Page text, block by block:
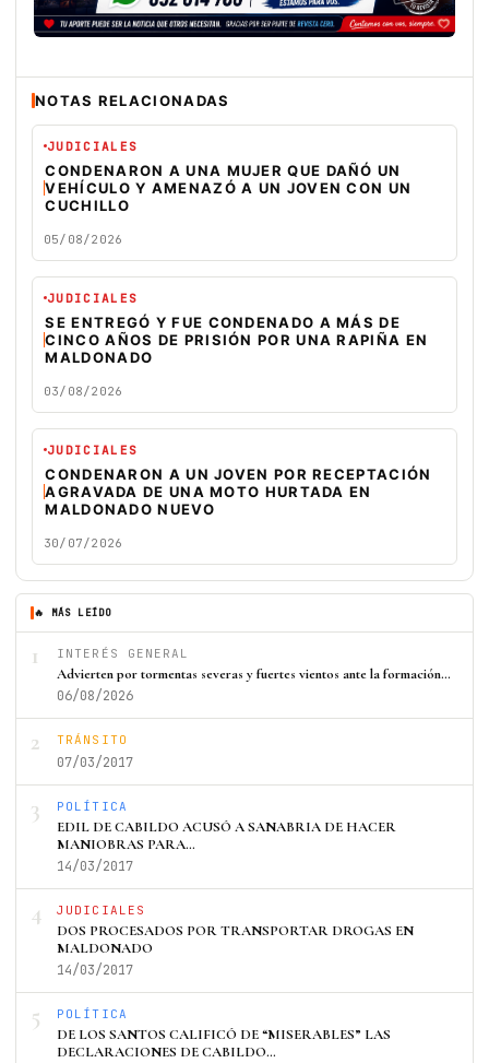
NOTAS RELACIONADAS
JUDICIALES
CONDENARON A UNA MUJER QUE DAÑÓ UN
VEHÍCULO Y AMENAZÓ A UN JOVEN CON UN
CUCHILLO
05/08/2026
JUDICIALES
SE ENTREGÓ Y FUE CONDENADO A MÁS DE
CINCO AÑOS DE PRISIÓN POR UNA RAPIÑA EN
MALDONADO
03/08/2026
JUDICIALES
CONDENARON A UN JOVEN POR RECEPTACIÓN
AGRAVADA DE UNA MOTO HURTADA EN
MALDONADO NUEVO
30/07/2026
🔥 MÁS LEÍDO
1 INTERÉS GENERAL
Advierten por tormentas severas y fuertes vientos ante la formación…
06/08/2026
2 TRÁNSITO
07/03/2017
3 POLÍTICA
EDIL DE CABILDO ACUSÓ A SANABRIA DE HACER
MANIOBRAS PARA…
14/03/2017
4 JUDICIALES
DOS PROCESADOS POR TRANSPORTAR DROGAS EN
MALDONADO
14/03/2017
5 POLÍTICA
DE LOS SANTOS CALIFICÓ DE “MISERABLES” LAS
DECLARACIONES DE CABILDO…